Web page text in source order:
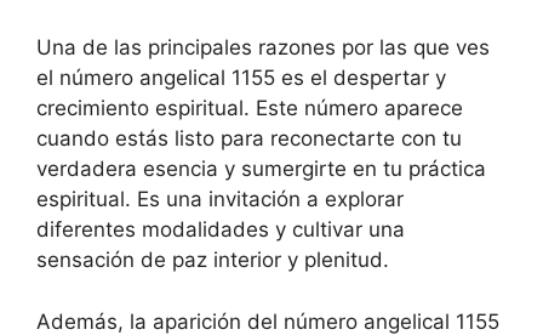
Una de las principales razones por las que ves
el número angelical 1155 es el despertar y
crecimiento espiritual. Este número aparece
cuando estás listo para reconectarte con tu
verdadera esencia y sumergirte en tu práctica
espiritual. Es una invitación a explorar
diferentes modalidades y cultivar una
sensación de paz interior y plenitud.
Además, la aparición del número angelical 1155